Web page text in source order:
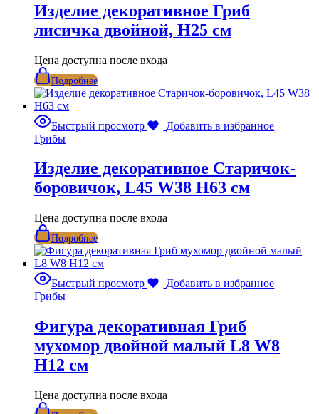
Изделие декоративное Гриб
лисичка двойной, Н25 см
Цена доступна после входа
Подробнее
Быстрый просмотр
Добавить в избранное
Грибы
Изделие декоративное Старичок-
боровичок, L45 W38 H63 см
Цена доступна после входа
Подробнее
Быстрый просмотр
Добавить в избранное
Грибы
Фигура декоративная Гриб
мухомор двойной малый L8 W8
H12 см
Цена доступна после входа